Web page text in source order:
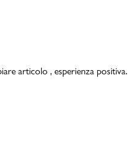
articolo , esperienza positiva.